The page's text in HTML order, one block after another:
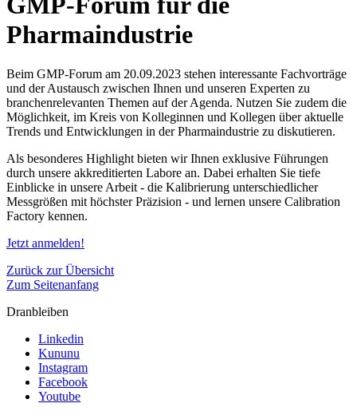
Pharmaindustrie
Beim GMP-Forum am 20.09.2023 stehen interessante Fachvorträge
und der Austausch zwischen Ihnen und unseren Experten zu
branchenrelevanten Themen auf der Agenda. Nutzen Sie zudem die
Möglichkeit, im Kreis von Kolleginnen und Kollegen über aktuelle
Trends und Entwicklungen in der Pharmaindustrie zu diskutieren.
Als besonderes Highlight bieten wir Ihnen exklusive Führungen
durch unsere akkreditierten Labore an. Dabei erhalten Sie tiefe
Einblicke in unsere Arbeit - die Kalibrierung unterschiedlicher
Messgrößen mit höchster Präzision - und lernen unsere Calibration
Factory kennen.
Jetzt anmelden!
Zurück zur Übersicht
Zum Seitenanfang
Dranbleiben
Linkedin
Kununu
Instagram
Facebook
Youtube